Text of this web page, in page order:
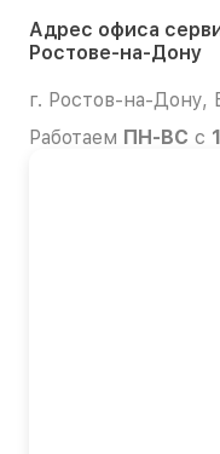
Адрес офиса
Ростове-на-Дону
г. Ростов-на-Дону,
Работаем ПН-ВС с